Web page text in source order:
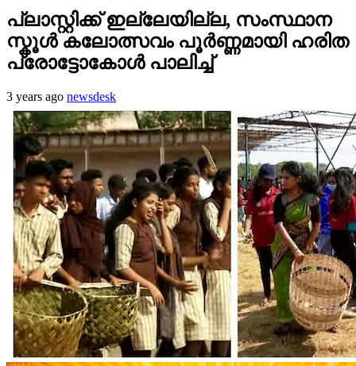
പ്ലാസ്റ്റിക്ക് ഇല്ലേയില്ല, സംസ്ഥാന
സ്കൂൾ കലോത്സവം പൂര്‍ണ്ണമായി ഹരിത
പ്രോട്ടോകോള്‍ പാലിച്ച്
3 years ago newsdesk